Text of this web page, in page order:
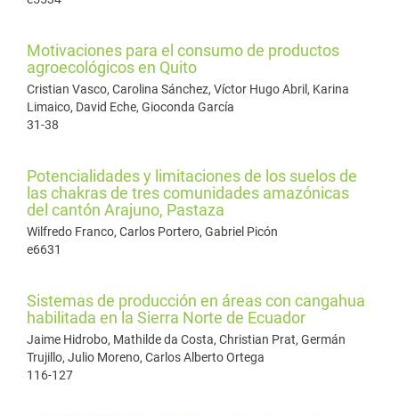
Motivaciones para el consumo de productos
agroecológicos en Quito
Cristian Vasco, Carolina Sánchez, Víctor Hugo Abril, Karina
Limaico, David Eche, Gioconda García
31-38
Potencialidades y limitaciones de los suelos de
las chakras de tres comunidades amazónicas
del cantón Arajuno, Pastaza
Wilfredo Franco, Carlos Portero, Gabriel Picón
e6631
Sistemas de producción en áreas con cangahua
habilitada en la Sierra Norte de Ecuador
Jaime Hidrobo, Mathilde da Costa, Christian Prat, Germán
Trujillo, Julio Moreno, Carlos Alberto Ortega
116-127